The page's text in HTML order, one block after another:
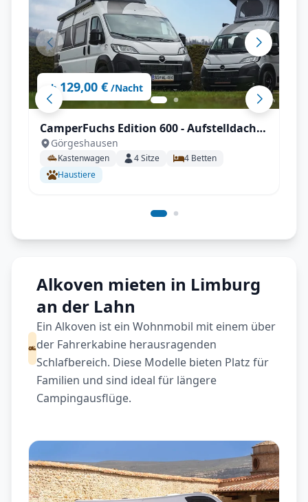
ab 129,00 € /Nacht
CamperFuchs Edition 600 - Aufstelldach,
innovatives Design, hochwertig
verarbeitet mit vielen Extras
Görgeshausen
Kastenwagen 4Sitze 4 Betten
Haustiere
Alkoven mieten in Limburg
an der Lahn
Ein Alkoven ist ein Wohnmobil mit einem über
der Fahrerkabine herausragenden
Schlafbereich. Diese Modelle bieten Platz für
Familien und sind ideal für längere
Campingausflüge.